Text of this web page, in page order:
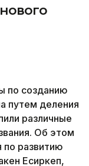
по созданию
путем деления
различные
Об этом
по развитию
Есиркеп,